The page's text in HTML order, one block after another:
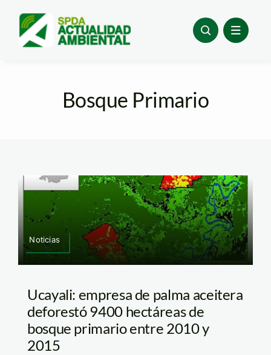
content
Bosque Primario
Noticias
Ucayali: empresa de palma aceitera
deforestó 9400 hectáreas de
bosque primario entre 2010 y
2015